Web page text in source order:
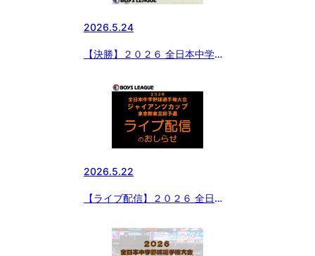
2026.5.24
【決勝】２０２６ 全日本中学野
プ 東京都東支部予選
2026.5.22
【ライブ配信】２０２６ 全日本
ツカップ 東京都東支部予選